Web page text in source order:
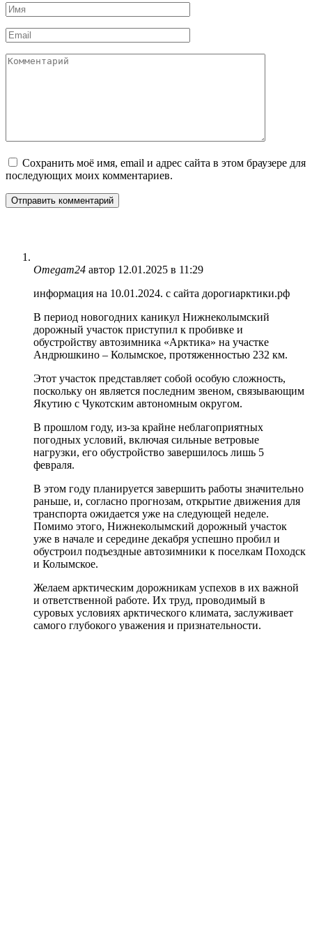
Имя
*
Email
*
Комментарий
Сохранить моё имя, email и адрес сайта в этом браузере для
последующих моих комментариев.
Omegam24 автор 12.01.2025 в 11:29
информация на 10.01.2024. с сайта дорогиарктики.рф
В период новогодних каникул Нижнеколымский
дорожный участок приступил к пробивке и
обустройству автозимника «Арктика» на участке
Андрюшкино – Колымское, протяженностью 232 км.
Этот участок представляет собой особую сложность,
поскольку он является последним звеном, связывающим
Якутию с Чукотским автономным округом.
В прошлом году, из-за крайне неблагоприятных
погодных условий, включая сильные ветровые
нагрузки, его обустройство завершилось лишь 5
февраля.
В этом году планируется завершить работы значительно
раньше, и, согласно прогнозам, открытие движения для
транспорта ожидается уже на следующей неделе.
Помимо этого, Нижнеколымский дорожный участок
уже в начале и середине декабря успешно пробил и
обустроил подъездные автозимники к поселкам Походск
и Колымское.
Желаем арктическим дорожникам успехов в их важной
и ответственной работе. Их труд, проводимый в
суровых условиях арктического климата, заслуживает
самого глубокого уважения и признательности.